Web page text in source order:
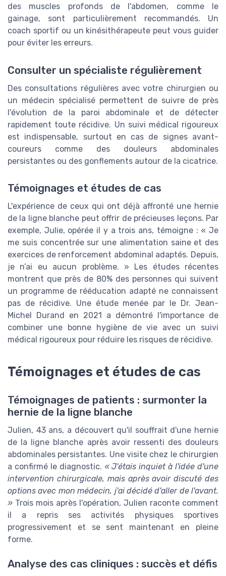
des muscles profonds de l'abdomen, comme le
gainage, sont particulièrement recommandés. Un
coach sportif ou un kinésithérapeute peut vous guider
pour éviter les erreurs.
Consulter un spécialiste régulièrement
Des consultations régulières avec votre chirurgien ou
un médecin spécialisé permettent de suivre de près
l'évolution de la paroi abdominale et de détecter
rapidement toute récidive. Un suivi médical rigoureux
est indispensable, surtout en cas de signes avant-
coureurs comme des douleurs abdominales
persistantes ou des gonflements autour de la cicatrice.
Témoignages et études de cas
L'expérience de ceux qui ont déjà affronté une hernie
de la ligne blanche peut offrir de précieuses leçons. Par
exemple, Julie, opérée il y a trois ans, témoigne : « Je
me suis concentrée sur une alimentation saine et des
exercices de renforcement abdominal adaptés. Depuis,
je n’ai eu aucun problème. » Les études récentes
montrent que près de 80% des personnes qui suivent
un programme de rééducation adapté ne connaissent
pas de récidive. Une étude menée par le Dr. Jean-
Michel Durand en 2021 a démontré l'importance de
combiner une bonne hygiène de vie avec un suivi
médical rigoureux pour réduire les risques de récidive.
Témoignages et études de cas
Témoignages de patients : surmonter la
hernie de la ligne blanche
Julien, 43 ans, a découvert qu'il souffrait d'une hernie
de la ligne blanche après avoir ressenti des douleurs
abdominales persistantes. Une visite chez le chirurgien
a confirmé le diagnostic. « J'étais inquiet à l'idée d'une
intervention chirurgicale, mais après avoir discuté des
options avec mon médecin, j'ai décidé d'aller de l'avant.
» Trois mois après l'opération, Julien raconte comment
il a repris ses activités physiques sportives
progressivement et se sent maintenant en pleine
forme.
Analyse des cas cliniques : succès et défis